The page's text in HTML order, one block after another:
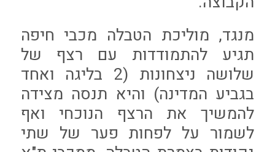
מנגד, מוליכת הטבלה מכבי חיפה
תגיע להתמודדות עם רצף של
שלושה ניצחונות (2 בליגה ואחד
בגביע המדינה) והיא תנסה מצידה
להמשיך את הרצף הנוכחי ואף
לשמור על לפחות פער של שתי